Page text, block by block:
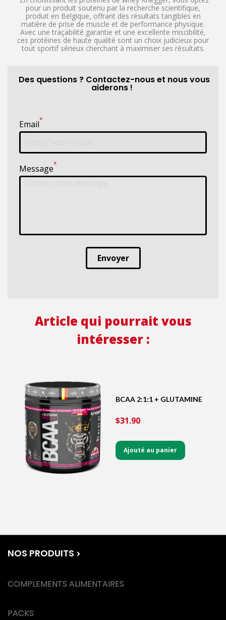
pour un produit soutenu par la recherche scientifique,
produit en Belgique, offrant des résultats tangibles en
matière de prise de muscle et de performance physique.
Avec une traçabilité garantie et une excellente miscibilité,
ces protéines de haute qualité sont un choix judicieux pour
tout sportif sérieux cherchant à maximiser ses résultats.
Des questions ? Contactez-nous et nous vous
aiderons !
Email*
Message*
Envoyer
Article qui pourrait vous
intéresser :
BCAA 2:1:1 + GLUTAMINE
$31.90
Ajouté au panier
NOS PRODUITS
COMPLEMENTS ALIMENTAIRES
PACKS